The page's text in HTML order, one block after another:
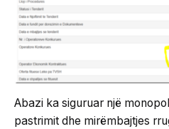
Abazi ka siguruar një
pastrimit dhe mirëmbajtjes